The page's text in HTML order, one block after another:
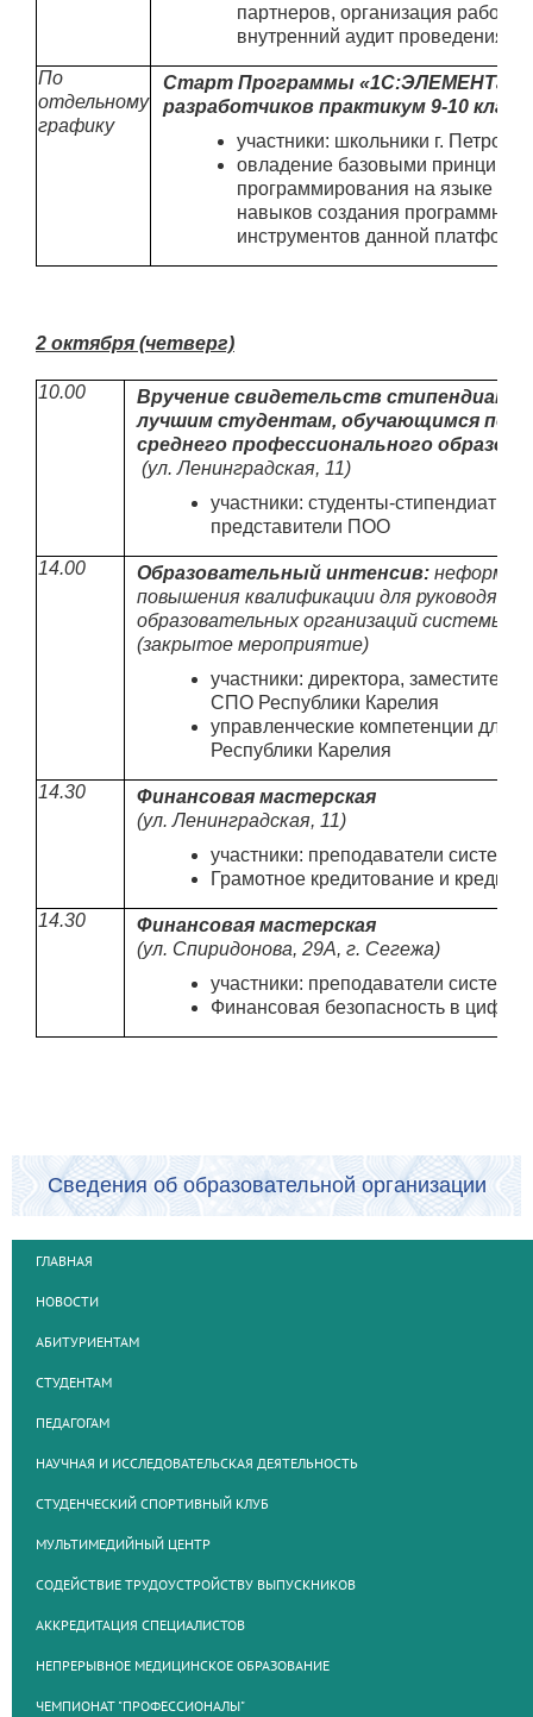
партнеров, организация работы
внутренний аудит проведения
По
отдельному
графику
Старт Программы
разработчиков практикум 9-10
участники: школьники г.
овладение базовыми
программирования на языке
навыков создания
инструментов данной
2 октября (четверг)
10.00
Вручение свидетельств
лучшим студентам, обучающимся по
среднего профессионального
(ул. Ленинградская, 11)
участники: студенты-стипендиаты
представители ПОО
14.00 Образовательный интенсив:
повышения квалификации для
образовательных организаций системы
(закрытое мероприятие)
участники: директора,
СПО Республики Карелия
управленческие компетенции для
Республики Карелия
14.30
Финансовая мастерская
(ул. Ленинградская, 11)
участники: преподаватели
Грамотное кредитование и
14.30
Финансовая мастерская
(ул. Спиридонова, 29А, г. Сегежа)
участники: преподаватели
Финансовая безопасность в
Сведения об образовательной организации
ГЛАВНАЯ
НОВОСТИ
АБИТУРИЕНТАМ
СТУДЕНТАМ
ПЕДАГОГАМ
НАУЧНАЯ И ИССЛЕДОВАТЕЛЬСКАЯ ДЕЯТЕЛЬНОСТЬ
СТУДЕНЧЕСКИЙ СПОРТИВНЫЙ КЛУБ
МУЛЬТИМЕДИЙНЫЙ ЦЕНТР
СОДЕЙСТВИЕ ТРУДОУСТРОЙСТВУ ВЫПУСКНИКОВ
АККРЕДИТАЦИЯ СПЕЦИАЛИСТОВ
НЕПРЕРЫВНОЕ МЕДИЦИНСКОЕ ОБРАЗОВАНИЕ
ЧЕМПИОНАТ "ПРОФЕССИОНАЛЫ"